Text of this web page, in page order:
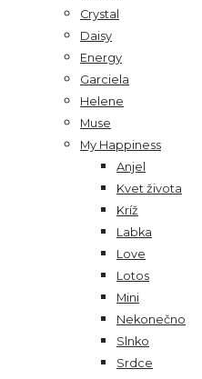
Crystal
Daisy
Energy
Garciela
Helene
Muse
My Happiness
Anjel
Kvet života
Kríž
Labka
Love
Lotos
Mini
Nekonečno
Slnko
Srdce